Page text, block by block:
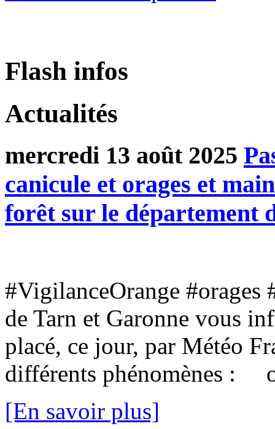
Flash infos
Actualités
mercredi 13 août 2025
canicule et orages et
forêt sur le département
#VigilanceOrange #orages
de Tarn et Garonne vous
placé, ce jour, par Météo
différents phénomènes :
[En savoir plus]